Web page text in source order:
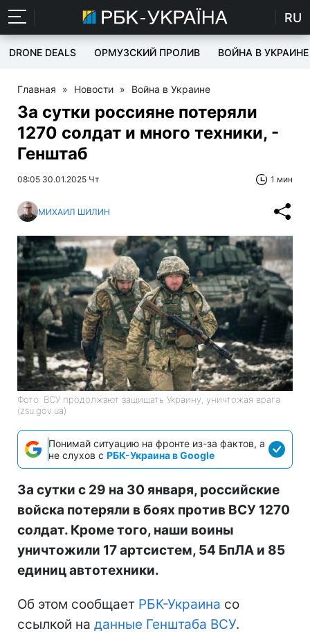
RU
DRONE DEALS ОРМУЗСКИЙ ПРОЛИВ ВОЙНА В УКРАИНЕ
Главная » Новости » Война в Украине
За сутки россияне потеряли
1270 солдат и много техники, -
Генштаб
08:05 30.01.2025 Чт 1 мин
МИХАИЛ ШИЛИН
Фото: ВСУ продолжают защищать Украину, уничтожая врага
(zsu.gov.ua)
Понимай ситуацию на фронте из-за фактов, а
не слухов с РБК-Украина в Google
За сутки с 29 на 30 января, российские
войска потеряли в боях против ВСУ 1270
солдат. Кроме того, наши воины
уничтожили 17 артсистем, 54 БпЛА и 85
единиц автотехники.
Об этом сообщает РБК-Украина со
ссылкой на данные Генштаба ВСУ.